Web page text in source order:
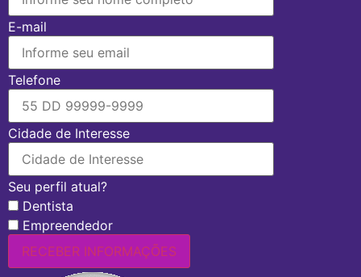
E-mail
Telefone
Cidade de Interesse
Seu perfil atual?
Dentista
Empreendedor
RECEBER INFORMAÇÕES